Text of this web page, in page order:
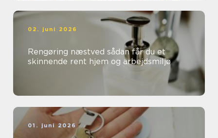
02. juni 2026
Rengøring næstved sådan får du et
skinnende rent hjem og arbejdsmiljø
01. juni 2026